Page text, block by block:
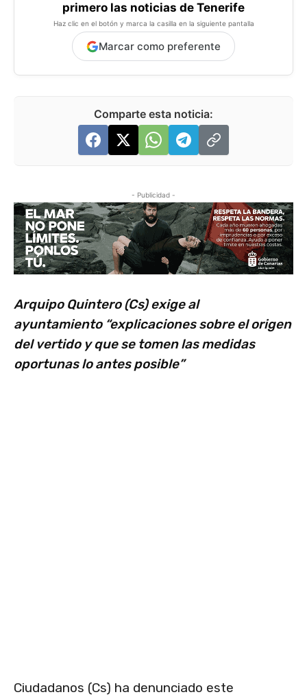
primero las noticias de Tenerife
Haz clic en el botón y marca la casilla en la siguiente pantalla
Marcar como preferente
Comparte esta noticia:
- Publicidad -
Arquipo Quintero (Cs) exige al
ayuntamiento “explicaciones sobre el origen
del vertido y que se tomen las medidas
oportunas lo antes posible”
Ciudadanos (Cs) ha denunciado este